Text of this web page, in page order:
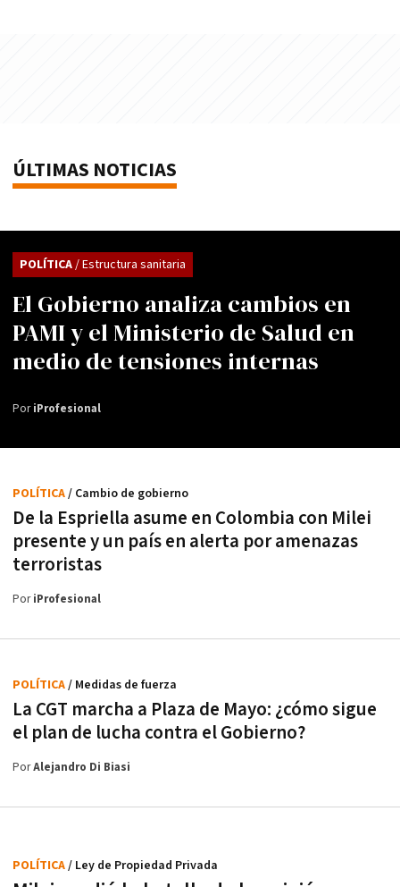
ÚLTIMAS NOTICIAS
El Gobierno analiza cambios en
PAMI y el Ministerio de Salud en
medio de tensiones internas
POLÍTICA/ Estructura sanitaria
PoriProfesional
De la Espriella asume en Colombia con Milei
presente y un país en alerta por amenazas
terroristas
POLÍTICA/ Cambio de gobierno
PoriProfesional
La CGT marcha a Plaza de Mayo: ¿cómo sigue
el plan de lucha contra el Gobierno?
POLÍTICA/ Medidas de fuerza
PorAlejandro Di Biasi
POLÍTICA/ Ley de Propiedad Privada